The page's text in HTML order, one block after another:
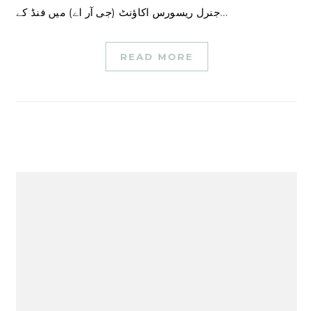
جنرل ریسورس اکاؤنٹ (جی آر اے) میں فنڈ کے…
READ MORE